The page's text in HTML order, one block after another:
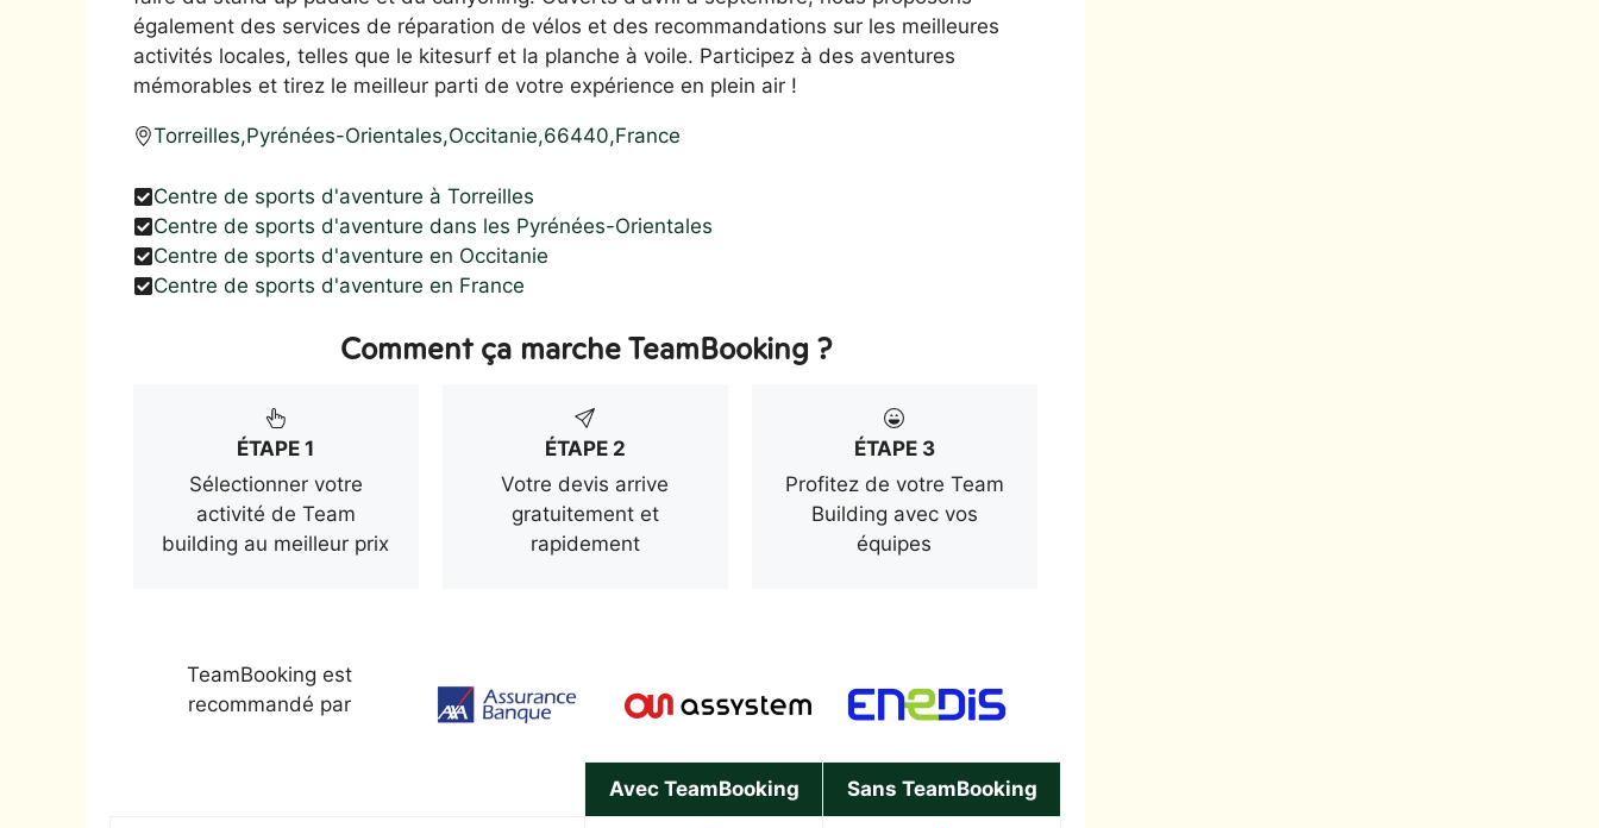
également des services de réparation de vélos et des recommandations sur les meilleures
activités locales, telles que le kitesurf et la planche à voile. Participez à des aventures
mémorables et tirez le meilleur parti de votre expérience en plein air !
Torreilles,Pyrénées-Orientales,Occitanie,66440,France
Centre de sports d'aventure à Torreilles
Centre de sports d'aventure dans les Pyrénées-Orientales
Centre de sports d'aventure en Occitanie
Centre de sports d'aventure en France
Comment ça marche TeamBooking ?
ÉTAPE 1
Sélectionner votre
activité de Team
building au meilleur prix
ÉTAPE 2
Votre devis arrive
gratuitement et
rapidement
ÉTAPE 3
Profitez de votre Team
Building avec vos
équipes
TeamBooking est
recommandé par
Avec TeamBooking Sans TeamBooking